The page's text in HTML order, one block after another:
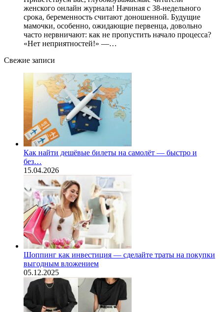
женского онлайн журнала! Начиная с 38-недельного
срока, беременность считают доношенной. Будущие
мамочки, особенно, ожидающие первенца, довольно
часто нервничают: как не пропустить начало процесса?
«Нет неприятностей!» —…
Свежие записи
Как найти дешёвые билеты на самолёт — быстро и
без…
15.04.2026
Шоппинг как инвестиция — сделайте траты на покупки
выгодным вложением
05.12.2025